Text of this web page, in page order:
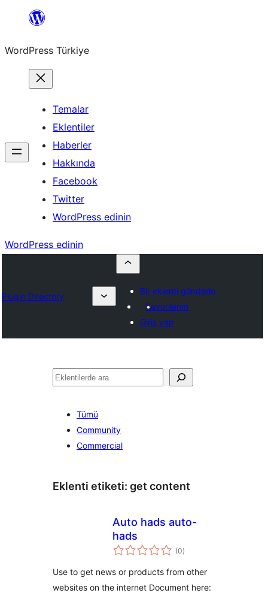
İçeriğe
WordPress Türkiye
Temalar
Eklentiler
Haberler
Hakkında
Facebook
Twitter
WordPress edinin
WordPress edinin
Plugin Directory
Bir eklenti gönderin
Favorilerim
Giriş yap
Ara
Tümü
Community
Commercial
Eklenti etiketi: get content
Auto hads auto-
hads
(0toplam
puan
)
Use to get news or products from other
websites on the internet Document here: